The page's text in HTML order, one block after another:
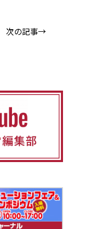
次の記事→